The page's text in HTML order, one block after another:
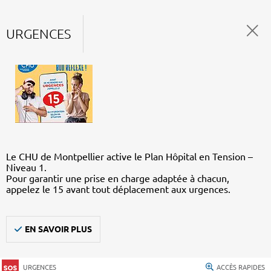
URGENCES
Le CHU de Montpellier active le Plan Hôpital en Tension –
Niveau 1.
Pour garantir une prise en charge adaptée à chacun,
appelez le 15 avant tout déplacement aux urgences.
EN SAVOIR PLUS
URGENCES ACCÈS RAPIDES